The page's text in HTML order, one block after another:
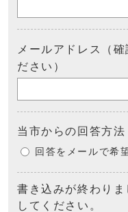
メールアドレス（
ださい）
当市からの回答方法
回答をメールで希
書き込みが終わり
してください。